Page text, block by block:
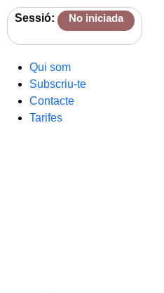
Sessió: No iniciada
Qui som
Subscriu-te
Contacte
Tarifes